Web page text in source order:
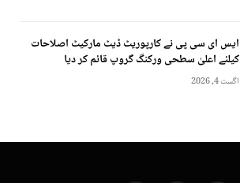
ایس ای سی پی نے کارپوریٹ ڈیٹ مارکیٹ اصلاحات
کیلئے اعلیٰ سطحی ورکنگ گروپ قائم کر دیا
اگست 4, 2026